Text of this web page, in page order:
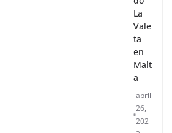
La
Vale
ta
en
Malt
a
abril
26,
202